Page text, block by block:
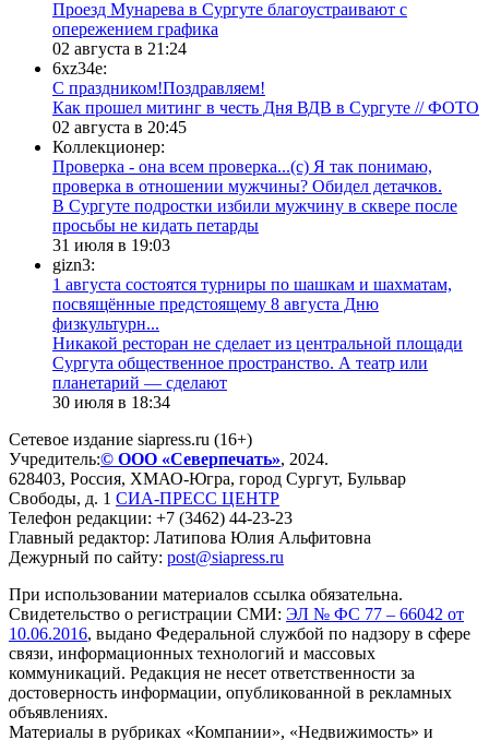
​Проезд Мунарева в Сургуте благоустраивают с
опережением графика
02 августа в 21:24
6xz34e:
С праздником!Поздравляем!
Как прошел митинг в честь Дня ВДВ в Сургуте // ФОТО
02 августа в 20:45
Коллекционер:
Проверка - она всем проверка...(с) Я так понимаю,
проверка в отношении мужчины? Обидел детачков.
В Сургуте подростки избили мужчину в сквере после
просьбы не кидать петарды
31 июля в 19:03
gizn3:
1 августа состоятся турниры по шашкам и шахматам,
посвящённые предстоящему 8 августа Дню
физкультурн...
​Никакой ресторан не сделает из центральной площади
Сургута общественное пространство. А театр или
планетарий — сделают
30 июля в 18:34
Сетевое издание siapress.ru (16+)
Учредитель:© ООО «Северпечать», 2024.
628403, Россия, ХМАО-Югра, город Сургут, Бульвар
Свободы, д. 1 СИА-ПРЕСС ЦЕНТР
Телефон редакции: +7 (3462) 44-23-23
Главный редактор: Латипова Юлия Альфитовна
Дежурный по сайту: post@siapress.ru
При использовании материалов ссылка обязательна.
Свидетельство о регистрации СМИ: ЭЛ № ФС 77 – 66042 от
10.06.2016, выдано Федеральной службой по надзору в сфере
связи, информационных технологий и массовых
коммуникаций. Редакция не несет ответственности за
достоверность информации, опубликованной в рекламных
объявлениях.
Материалы в рубриках «Компании», «Недвижимость» и